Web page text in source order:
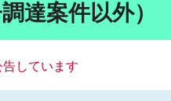
達案件以外）
告しています